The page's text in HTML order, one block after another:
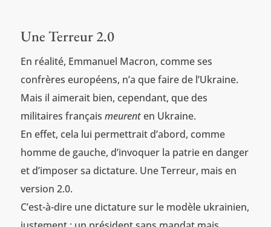
Une Terreur 2.0
En réalité, Emmanuel Macron, comme ses
confrères européens, n’a que faire de l’Ukraine.
Mais il aimerait bien, cependant, que des
militaires français meurenten Ukraine.
En effet, cela lui permettrait d’abord, comme
homme de gauche, d’invoquer la patrie en danger
et d’imposer sa dictature. Une Terreur, mais en
version 2.0.
C’est-à-dire une dictature sur le modèle ukrainien,